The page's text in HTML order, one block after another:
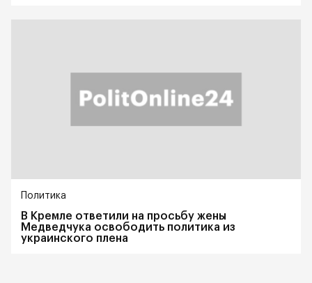
Политика
В Кремле ответили на просьбу жены
Медведчука освободить политика из
украинского плена